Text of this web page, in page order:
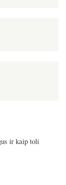
ir kaip toli